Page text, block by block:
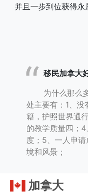
并且一步到位获得永
移民加拿大
为什么那么
处主要有：1、
籍，护照世界通
的教学质量四；
度；5、一人申
境和风景；
加拿大